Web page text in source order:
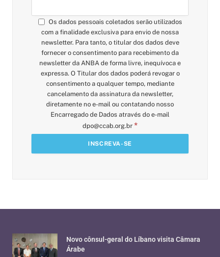
Os dados pessoais coletados serão utilizados
com a finalidade exclusiva para envio de nossa
newsletter. Para tanto, o titular dos dados deve
fornecer o consentimento para recebimento da
newsletter da ANBA de forma livre, inequívoca e
expressa. O Titular dos dados poderá revogar o
consentimento a qualquer tempo, mediante
cancelamento da assinatura da newsletter,
diretamente no e-mail ou contatando nosso
Encarregado de Dados através do e-mail
dpo@ccab.org.br *
Novo cônsul-geral do Líbano visita Câmara
Árabe